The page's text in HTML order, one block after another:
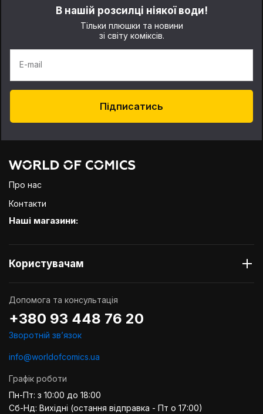
В нашій розсилці ніякої води!
Тільки плюшки та новини
зі світу коміксів.
E-mail
Підписатись
Про нас
Контакти
Наші магазини:
Користувачам
Допомога та консультація
+380 93 448 76 20
Зворотній звʼязок
info@worldofcomics.ua
Графік роботи
Пн-Пт: з 10:00 до 18:00
Сб-Нд: Вихідні (остання відправка - Пт о 17:00)